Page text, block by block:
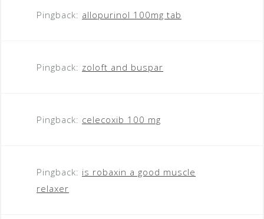
Pingback: allopurinol 100mg tab
Pingback: zoloft and buspar
Pingback: celecoxib 100 mg
Pingback: is robaxin a good muscle
relaxer